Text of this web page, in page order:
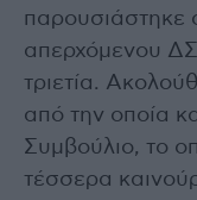
παρουσιάστηκε
απερχόμενου
τριετία.
από την οποία
Συμβούλιο, το
τέσσερα